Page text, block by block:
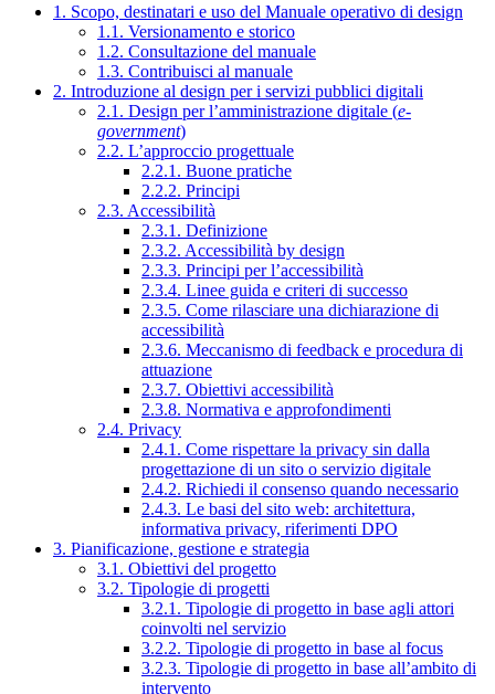
1. Scopo, destinatari e uso del Manuale operativo di design
1.1. Versionamento e storico
1.2. Consultazione del manuale
1.3. Contribuisci al manuale
2. Introduzione al design per i servizi pubblici digitali
2.1. Design per l’amministrazione digitale (e-
government)
2.2. L’approccio progettuale
2.2.1. Buone pratiche
2.2.2. Principi
2.3. Accessibilità
2.3.1. Definizione
2.3.2. Accessibilità by design
2.3.3. Principi per l’accessibilità
2.3.4. Linee guida e criteri di successo
2.3.5. Come rilasciare una dichiarazione di
accessibilità
2.3.6. Meccanismo di feedback e procedura di
attuazione
2.3.7. Obiettivi accessibilità
2.3.8. Normativa e approfondimenti
2.4. Privacy
2.4.1. Come rispettare la privacy sin dalla
progettazione di un sito o servizio digitale
2.4.2. Richiedi il consenso quando necessario
2.4.3. Le basi del sito web: architettura,
informativa privacy, riferimenti DPO
3. Pianificazione, gestione e strategia
3.1. Obiettivi del progetto
3.2. Tipologie di progetti
3.2.1. Tipologie di progetto in base agli attori
coinvolti nel servizio
3.2.2. Tipologie di progetto in base al focus
3.2.3. Tipologie di progetto in base all’ambito di
intervento